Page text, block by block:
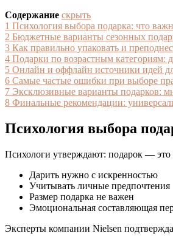
Содержание скрыть
1 Психология выбора подарка: что
2 Бюджетные варианты сезонных
3 Как правильно упаковать и
4 Подарки по возрастным категориям:
5 Онлайн и оффлайн источники идей
6 Самые частые ошибки при выборе
7 Эксклюзивные варианты подарков:
8 Финальные рекомендации:
Психология выбора
Психологи утверждают: подарок —
Дарить нужно с искренностью
Учитывать личные предпочтения
Размер подарка не важен
Эмоциональная составляющая
Эксперты компании Nielsen